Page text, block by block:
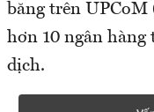
băng trên
hơn 10 ngân hàng
dịch.